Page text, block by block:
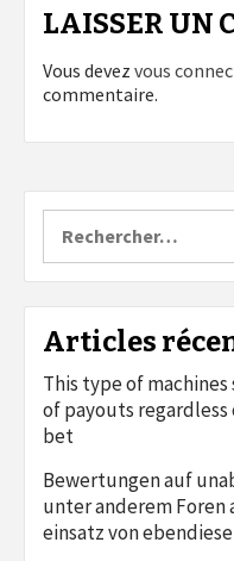
LAISSER UN
Vous devez vous
commentaire.
Articles
This type of
of payouts
bet
Bewertungen auf
unter anderem
einsatz von